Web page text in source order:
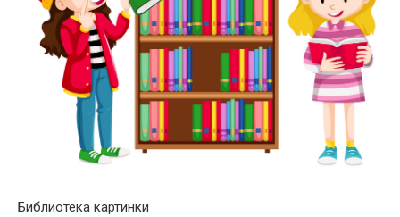
Библиотека картинки